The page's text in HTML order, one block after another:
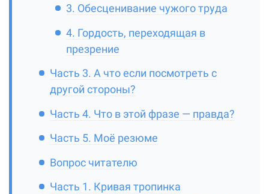
3. Обесценивание чужого труда
4. Гордость, переходящая в
презрение
Часть 3. А что если посмотреть с
другой стороны?
Часть 4. Что в этой фразе — правда?
Часть 5. Моё резюме
Вопрос читателю
Часть 1. Кривая тропинка